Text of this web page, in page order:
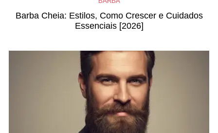
Barba Cheia: Estilos, Como Crescer e Cuidados
Essenciais [2026]